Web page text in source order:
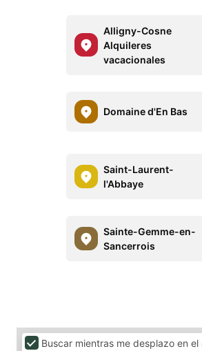
Alligny-Cosne
Alquileres
vacacionales
Domaine d'En Bas
Saint-Laurent-
l'Abbaye
Sainte-Gemme-en-
Sancerrois
Buscar mientras me desplazo en el